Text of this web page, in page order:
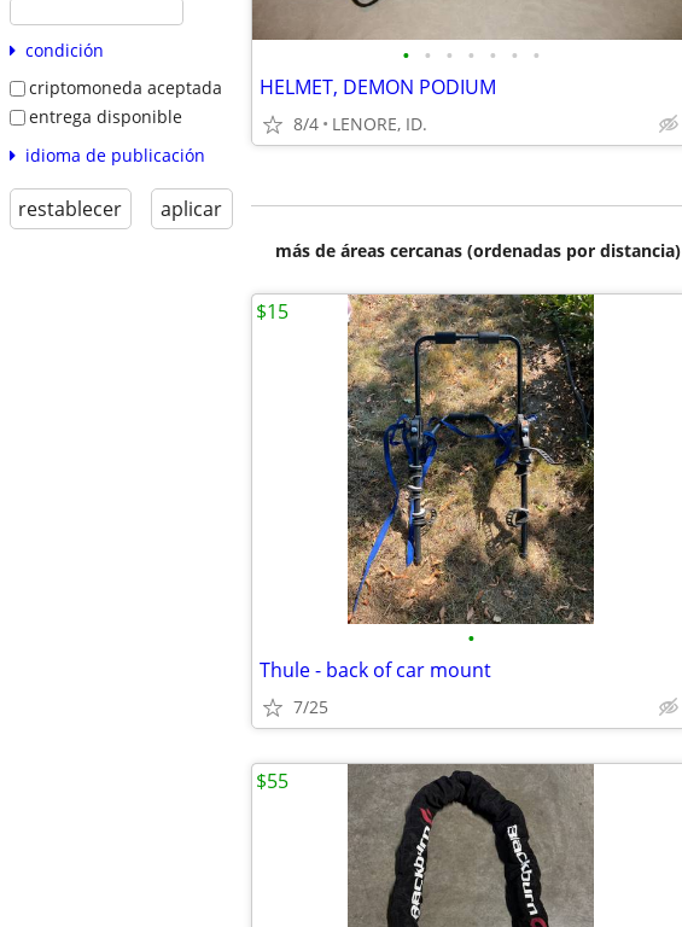
condición
criptomoneda aceptada
entrega disponible
idioma de publicación
restablecer aplicar
• • • • • • •
HELMET, DEMON PODIUM
8/4 LENORE, ID.
más de áreas cercanas (ordenadas por distancia)
•
Thule - back of car mount
7/25
$15
$55